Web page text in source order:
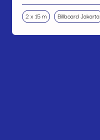
2 x 15 m Billboard Jakarta